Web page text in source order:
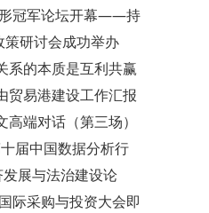
… 冠军论坛开幕——持
策研讨会成功举办
系的本质是互利共赢
贸易港建设工作汇报
端对话（第三场）
届中国数据分析行
… 展与法治建设论
际采购与投资大会即